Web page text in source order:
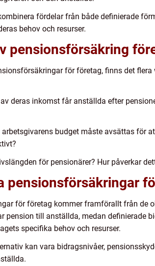
fördelar från både definierade
behov och resurser.
pensionsförsäkring
för företag, finns det
deras inkomst får anställda efter
budget måste avsättas för
för pensionärer? Hur påverkar
pensionsförsäkringar
för företag kommer framförallt från de
pension till anställda, medan definierade
specifika behov och resurser.
kan vara bidragsnivåer,